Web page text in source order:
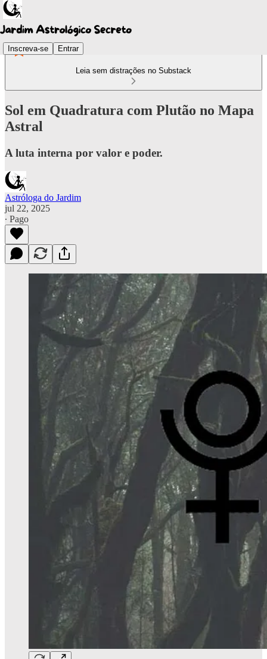
Inscreva-se Entrar
Leia sem distrações no Substack
Sol em Quadratura com Plutão no Mapa
Astral
A luta interna por valor e poder.
Astróloga do Jardim
jul 22, 2025
∙ Pago